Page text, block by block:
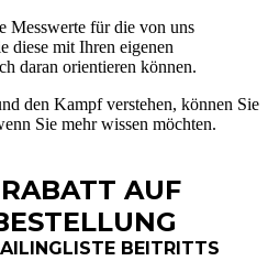
Messwerte für die von uns
diese mit Ihren eigenen
daran orientieren können.
den Kampf verstehen, können Sie
Sie mehr wissen möchten.
AUF
BEITRITTS